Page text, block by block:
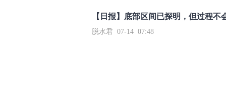
【日报】底部区间已探明，但过程不
脱水君 07-14 07:48